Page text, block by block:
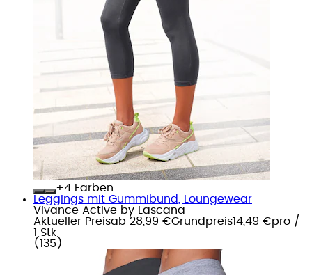
+
Farben
Leggings mit Gummibund, Loungewear
Vivance Active by Lascana
Aktueller Preisab 28,99 €Grundpreis14,49 €pro /
1 Stk
( 135 )